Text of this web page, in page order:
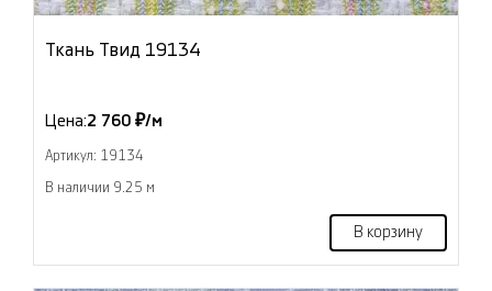
Ткань Твид 19134
Цена:2 760 ₽/м
Артикул: 19134
В наличии 9.25 м
В корзину